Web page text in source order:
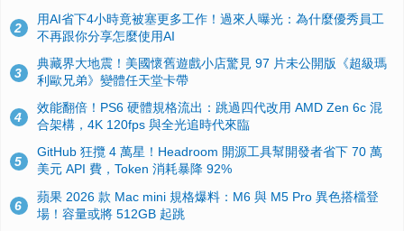
2
用AI省下4小時竟被塞更多工作！過來人曝光：為什麼優秀員工
不再跟你分享怎麼使用AI
3
典藏界大地震！美國懷舊遊戲小店驚見 97 片未公開版《超級瑪
利歐兄弟》變體任天堂卡帶
4
效能翻倍！PS6 硬體規格流出：跳過四代改用 AMD Zen 6c 混
合架構，4K 120fps 與全光追時代來臨
5
GitHub 狂攬 4 萬星！Headroom 開源工具幫開發者省下 70 萬
美元 API 費，Token 消耗暴降 92%
6
蘋果 2026 款 Mac mini 規格爆料：M6 與 M5 Pro 異色搭檔登
場！容量或將 512GB 起跳